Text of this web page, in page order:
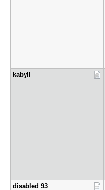
kabyll
disabled 9​3